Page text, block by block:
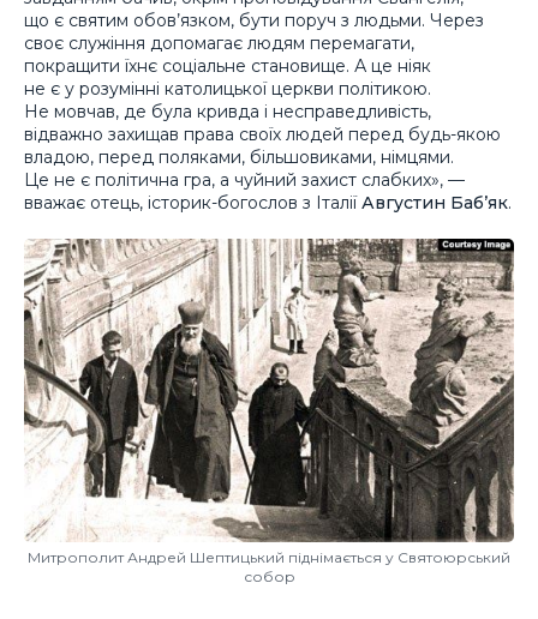
що є святим обов’язком, бути поруч з людьми. Через
своє служіння допомагає людям перемагати,
покращити їхнє соціальне становище. А це ніяк
не є у розумінні католицької церкви політикою.
Не мовчав, де була кривда і несправедливість,
відважно захищав права своїх людей перед будь-якою
владою, перед поляками, більшовиками, німцями.
Це не є політична гра, а чуйний захист слабких», —
вважає отець, історик-богослов з ІталіїАвгустин Баб’як.
Митрополит Андрей Шептицький піднімається у Святоюрський
собор